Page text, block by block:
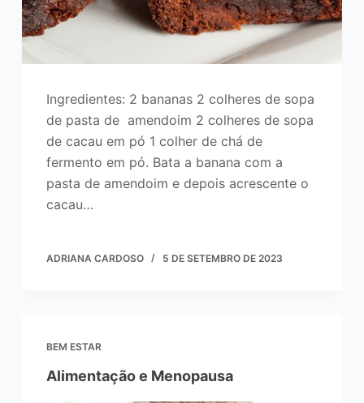
Ingredientes: 2 bananas 2 colheres de sopa
de pasta de amendoim 2 colheres de sopa
de cacau em pó 1 colher de chá de
fermento em pó. Bata a banana com a
pasta de amendoim e depois acrescente o
cacau…
ADRIANA CARDOSO 5 DE SETEMBRO DE 2023
BEM ESTAR
Alimentação e Menopausa